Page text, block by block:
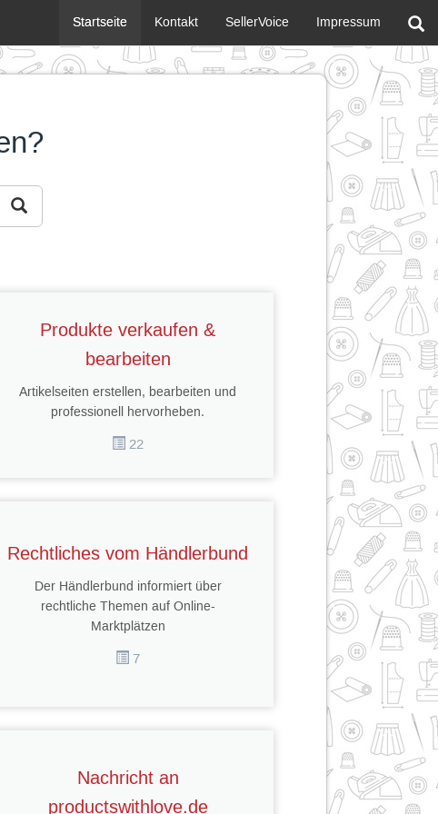
Startseite Kontakt SellerVoice Impressum
Produkte verkaufen &
bearbeiten
Artikelseiten erstellen, bearbeiten und
professionell hervorheben.
22
Rechtliches vom Händlerbund
Der Händlerbund informiert über
rechtliche Themen auf Online-
Marktplätzen
7
Nachricht an
productswithlove.de